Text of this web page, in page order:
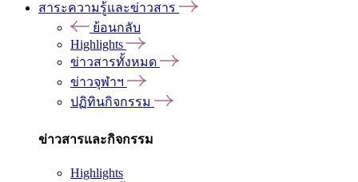
สาระความรู้และข่าวสาร
ย้อนกลับ
Highlights
ข่าวสารทั้งหมด
ข่าวจุฬาฯ
ปฏิทินกิจกรรม
ข่าวสารและกิจกรรม
Highlights